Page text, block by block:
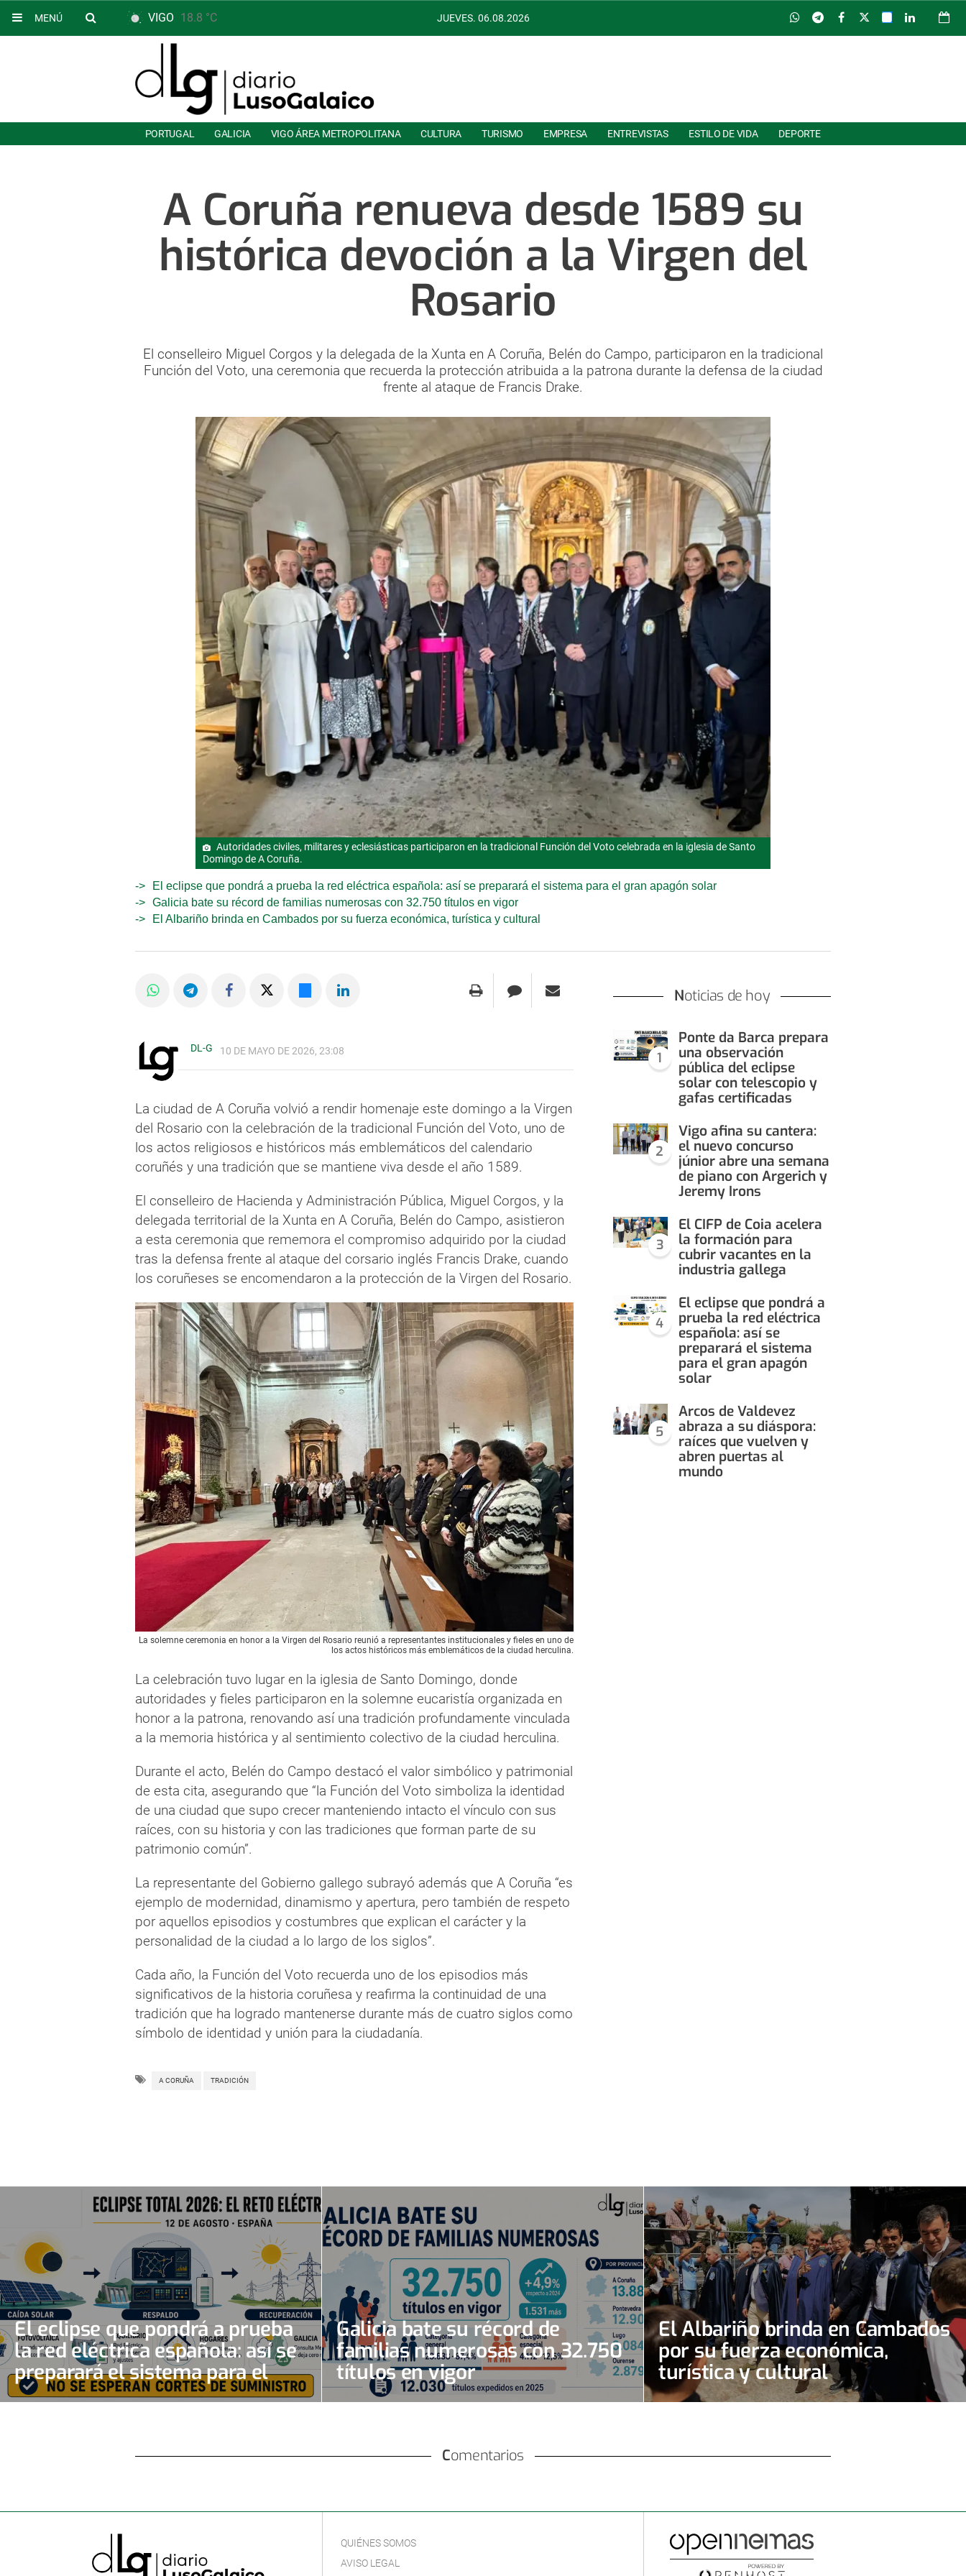
MENÚ VIGO 18.8 °C JUEVES. 06.08.2026
PORTUGAL GALICIA VIGO ÁREA METROPOLITANA CULTURA TURISMO EMPRESA ENTREVISTAS ESTILO DE VIDA DEPORTE
A Coruña renueva desde 1589 su
histórica devoción a la Virgen del
Rosario
El conselleiro Miguel Corgos y la delegada de la Xunta en A Coruña, Belén do Campo, participaron en la tradicional
Función del Voto, una ceremonia que recuerda la protección atribuida a la patrona durante la defensa de la ciudad
frente al ataque de Francis Drake.
Autoridades civiles, militares y eclesiásticas participaron en la tradicional Función del Voto celebrada en la iglesia de Santo
Domingo de A Coruña.
El eclipse que pondrá a prueba la red eléctrica española: así se preparará el sistema para el gran apagón solar
Galicia bate su récord de familias numerosas con 32.750 títulos en vigor
El Albariño brinda en Cambados por su fuerza económica, turística y cultural
DL-G 10 DE MAYO DE 2026, 23:08
La ciudad de A Coruña volvió a rendir homenaje este domingo a la Virgen
del Rosario con la celebración de la tradicional Función del Voto, uno de
los actos religiosos e históricos más emblemáticos del calendario
coruñés y una tradición que se mantiene viva desde el año 1589.
El conselleiro de Hacienda y Administración Pública, Miguel Corgos, y la
delegada territorial de la Xunta en A Coruña, Belén do Campo, asistieron
a esta ceremonia que rememora el compromiso adquirido por la ciudad
tras la defensa frente al ataque del corsario inglés Francis Drake, cuando
los coruñeses se encomendaron a la protección de la Virgen del Rosario.
La solemne ceremonia en honor a la Virgen del Rosario reunió a representantes institucionales y fieles en uno de
los actos históricos más emblemáticos de la ciudad herculina.
La celebración tuvo lugar en la iglesia de Santo Domingo, donde
autoridades y fieles participaron en la solemne eucaristía organizada en
honor a la patrona, renovando así una tradición profundamente vinculada
a la memoria histórica y al sentimiento colectivo de la ciudad herculina.
Durante el acto, Belén do Campo destacó el valor simbólico y patrimonial
de esta cita, asegurando que “la Función del Voto simboliza la identidad
de una ciudad que supo crecer manteniendo intacto el vínculo con sus
raíces, con su historia y con las tradiciones que forman parte de su
patrimonio común”.
La representante del Gobierno gallego subrayó además que A Coruña “es
ejemplo de modernidad, dinamismo y apertura, pero también de respeto
por aquellos episodios y costumbres que explican el carácter y la
personalidad de la ciudad a lo largo de los siglos”.
Cada año, la Función del Voto recuerda uno de los episodios más
significativos de la historia coruñesa y reafirma la continuidad de una
tradición que ha logrado mantenerse durante más de cuatro siglos como
símbolo de identidad y unión para la ciudadanía.
A CORUÑA TRADICIÓN
Noticias de hoy
1
Ponte da Barca prepara
una observación
pública del eclipse
solar con telescopio y
gafas certificadas
2
Vigo afina su cantera:
el nuevo concurso
júnior abre una semana
de piano con Argerich y
Jeremy Irons
3
El CIFP de Coia acelera
la formación para
cubrir vacantes en la
industria gallega
4
El eclipse que pondrá a
prueba la red eléctrica
española: así se
preparará el sistema
para el gran apagón
solar
5
Arcos de Valdevez
abraza a su diáspora:
raíces que vuelven y
abren puertas al
mundo
El eclipse que pondrá a prueba
la red eléctrica española: así se
preparará el sistema para el
gran apagón solar
Galicia bate su récord de
familias numerosas con 32.750
títulos en vigor
El Albariño brinda en Cambados
por su fuerza económica,
turística y cultural
Comentarios
QUIÉNES SOMOS
AVISO LEGAL